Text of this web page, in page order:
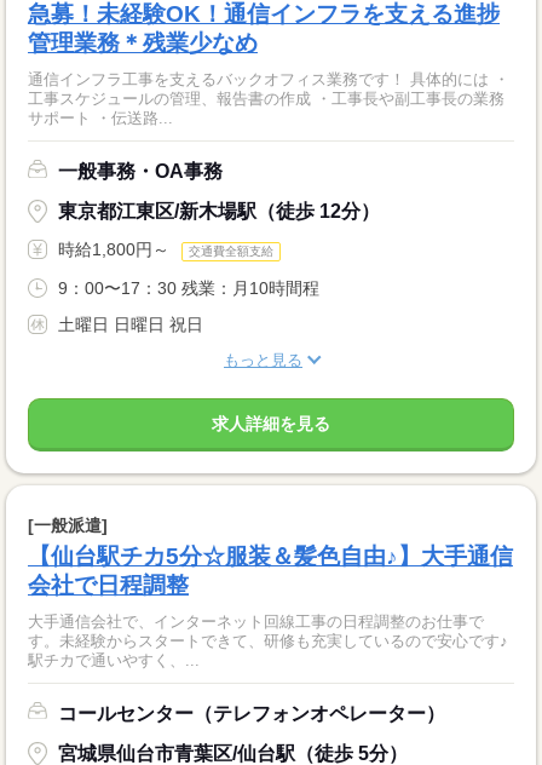
急募！未経験OK！通信インフラを支える進捗
管理業務＊残業少なめ
通信インフラ工事を支えるバックオフィス業務です！ 具体的には ・
工事スケジュールの管理、報告書の作成 ・工事長や副工事長の業務
サポート ・伝送路...
一般事務・OA事務
東京都江東区/新木場駅（徒歩 12分）
時給1,800円～ 交通費全額支給
9：00〜17：30 残業：月10時間程
土曜日 日曜日 祝日
もっと見る
求人詳細を見る
[一般派遣]
【仙台駅チカ5分☆服装＆髪色自由♪】大手通信
会社で日程調整
大手通信会社で、インターネット回線工事の日程調整のお仕事で
す。未経験からスタートできて、研修も充実しているので安心です♪
駅チカで通いやすく、...
コールセンター（テレフォンオペレーター）
宮城県仙台市青葉区/仙台駅（徒歩 5分）